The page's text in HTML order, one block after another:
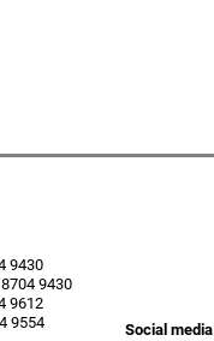
9430
9430
9612
9554 Social media